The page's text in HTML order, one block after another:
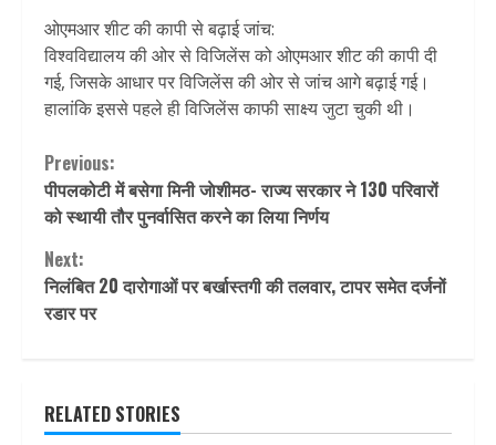
ओएमआर शीट की कापी से बढ़ाई जांच:
विश्वविद्यालय की ओर से विजिलेंस को ओएमआर शीट की कापी दी
गई, जिसके आधार पर विजिलेंस की ओर से जांच आगे बढ़ाई गई।
हालांकि इससे पहले ही विजिलेंस काफी साक्ष्य जुटा चुकी थी।
Continue
Reading
Previous:
पीपलकोटी में बसेगा मिनी जाेशीमठ- राज्य सरकार ने 130 परिवारों
को स्थायी तौर पुनर्वासित करने का लिया निर्णय
Next:
निलंबित 20 दारोगाओं पर बर्खास्तगी की तलवार, टापर समेत दर्जनों
रडार पर
RELATED STORIES